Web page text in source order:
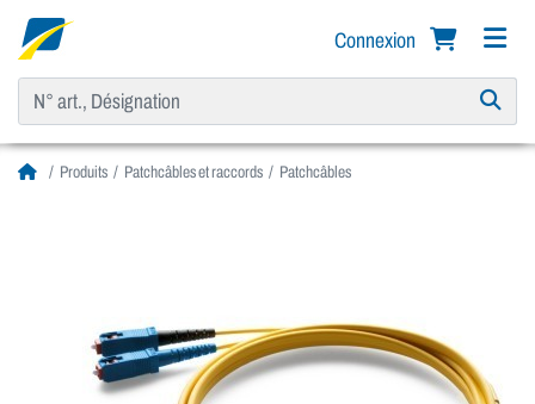
Connexion
Produits Patchcâbles et raccords Patchcâbles